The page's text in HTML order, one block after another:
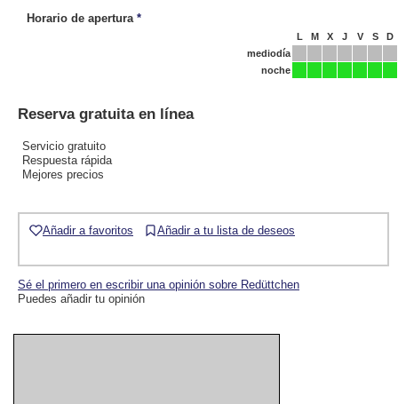
Horario de apertura *
L M X J V S
D
mediodía
noche
Reserva gratuita en línea
Servicio gratuito
Respuesta rápida
Mejores precios
Añadir a favoritos Añadir a tu lista de deseos
Sé el primero en escribir una opinión sobre Redüttchen
Puedes añadir tu opinión